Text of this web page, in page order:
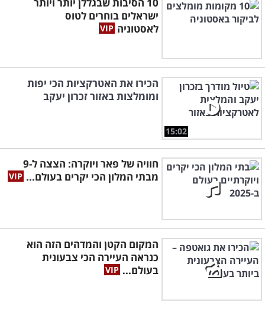
10 הסיבות שבגללן יותר ויותר
ישראלים בוחרים לטוס
לאסטוניה
15:02
הכירו את האטרקציות הכי יפות
ומומלצות באזור זכרון יעקב
חוויה של פאר ויוקרה: הצצה ל-9
מבתי המלון הכי יקרים בעולם...
המקום הקטן והמדהים הזה הוא
כנראה העיירה הכי צבעונית
בעולם...